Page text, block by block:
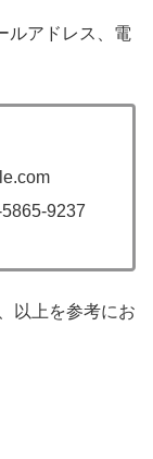
ルアドレス、電
9237
以上を参考にお